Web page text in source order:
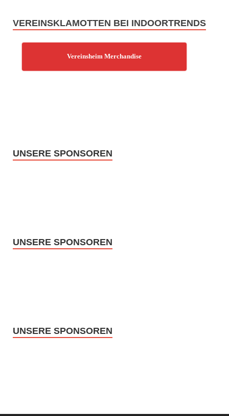
VEREINSKLAMOTTEN BEI INDOORTRENDS
Vereinsheim Merchandise
UNSERE SPONSOREN
UNSERE SPONSOREN
UNSERE SPONSOREN